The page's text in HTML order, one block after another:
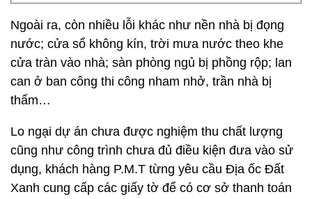
Ngoài ra, còn nhiều lỗi khác như nền nhà bị đọng
nước; cửa sổ không kín, trời mưa nước theo khe
cửa tràn vào nhà; sàn phòng ngủ bị phồng rộp; lan
can ở ban công thi công nham nhở, trần nhà bị
thấm…
Lo ngại dự án chưa được nghiệm thu chất lượng
cũng như công trình chưa đủ điều kiện đưa vào sử
dụng, khách hàng P.M.T từng yêu cầu Địa ốc Đất
Xanh cung cấp các giấy tờ để có cơ sở thanh toán